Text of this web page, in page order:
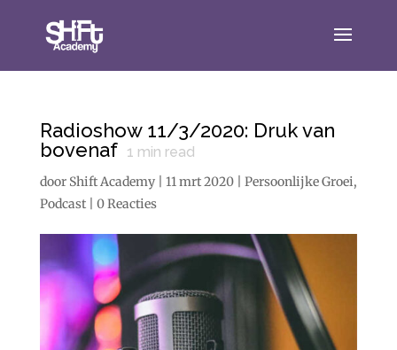
Radioshow 11/3/2020: Druk van
bovenaf 1 min read
door Shift Academy| 11 mrt 2020| Persoonlijke Groei,
Podcast| 0 Reacties